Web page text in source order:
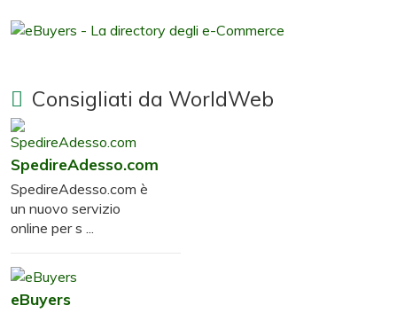
Consigliati da WorldWeb
SpedireAdesso.com
SpedireAdesso.com è
un nuovo servizio
online per s ...
eBuyers